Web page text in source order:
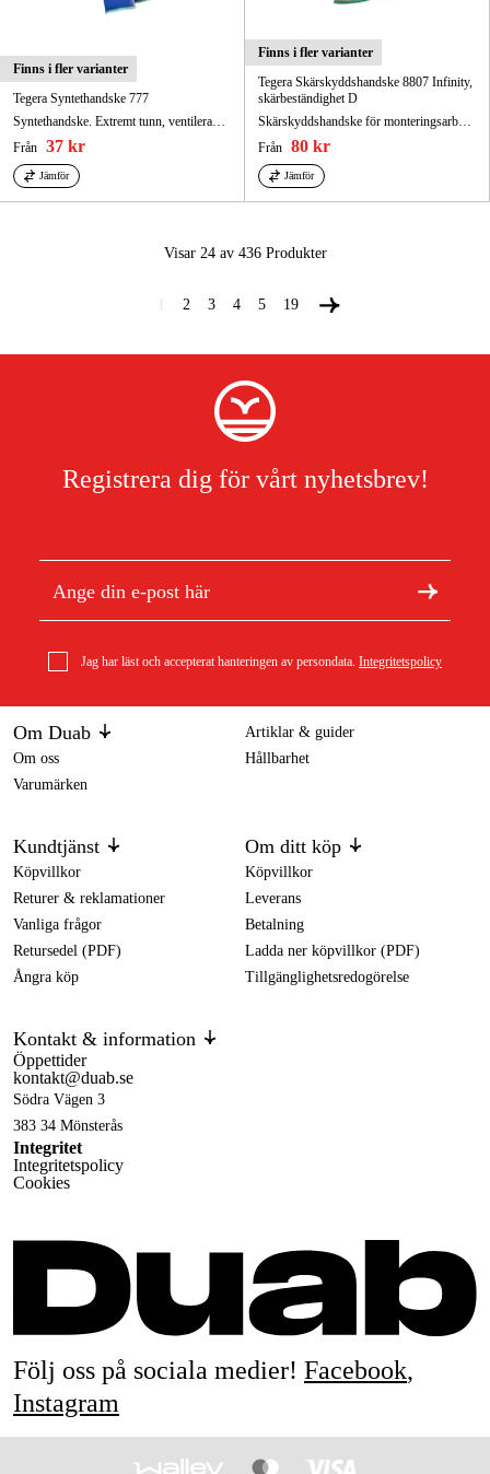
Finns i fler varianter
Tegera Syntethandske 777
Syntethandske. Extremt tunn, ventilerad ovanhand, vatten- och oljeavvisande innerhand.
Från 37 kr
Jämför
Finns i fler varianter
Tegera Skärskyddshandske 8807 Infinity,
skärbeständighet D
Skärskyddshandske för monteringsarbeten. Tål kontaktvärme upp till 100°C, DMF (DMFa)-fri, anatomiskt utformad.
Från 80 kr
Jämför
Visar 24 av 436 Produkter
1 2 3 4 5 19
Registrera dig för vårt nyhetsbrev!
Jag har läst och accepterat hanteringen av persondata. Integritetspolicy
Om Duab
Om oss
Varumärken
Artiklar & guider
Hållbarhet
Kundtjänst
Köpvillkor
Returer & reklamationer
Vanliga frågor
Retursedel (PDF)
Ångra köp
Om ditt köp
Köpvillkor
Leverans
Betalning
Ladda ner köpvillkor (PDF)
Tillgänglighetsredogörelse
Kontakt & information
Öppettider
kontakt@duab.se
Södra Vägen 3
383 34 Mönsterås
Integritet
Integritetspolicy
Cookies
Följ oss på sociala medier! Facebook,
Instagram